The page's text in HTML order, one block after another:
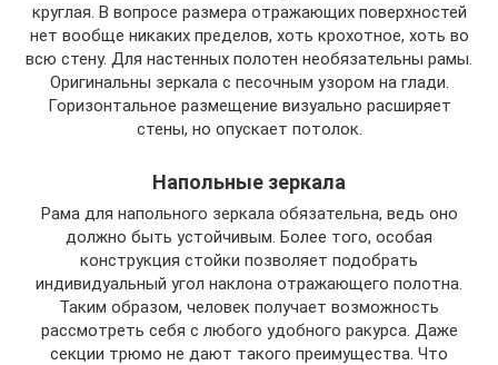
круглая. В вопросе размера отражающих поверхностей
нет вообще никаких пределов, хоть крохотное, хоть во
всю стену. Для настенных полотен необязательны рамы.
Оригинальны зеркала с песочным узором на глади.
Горизонтальное размещение визуально расширяет
стены, но опускает потолок.
Напольные зеркала
Рама для напольного зеркала обязательна, ведь оно
должно быть устойчивым. Более того, особая
конструкция стойки позволяет подобрать
индивидуальный угол наклона отражающего полотна.
Таким образом, человек получает возможность
рассмотреть себя с любого удобного ракурса. Даже
секции трюмо не дают такого преимущества. Что